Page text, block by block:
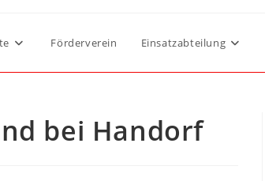
Förderverein Einsatzabteilung
bei Handorf